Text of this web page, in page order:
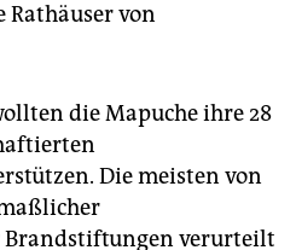
von
die Mapuche ihre 28
Die meisten von
Brandstiftungen verurteilt